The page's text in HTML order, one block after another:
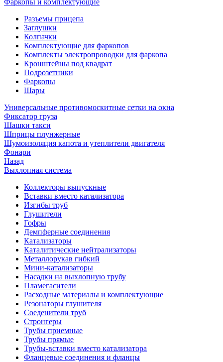
Фаркопы и комплектующие
Разъемы прицепа
Заглушки
Колпачки
Комплектующие для фаркопов
Комплекты электропроводки для фаркопа
Кронштейны под квадрат
Подрозетники
Фаркопы
Шары
Универсальные противомоскитные сетки на окна
Фиксатор груза
Шашки такси
Шприцы плунжерные
Шумоизоляция капота и утеплители двигателя
Фонари
Назад
Выхлопная система
Коллекторы выпускные
Вставки вместо катализатора
Изгибы труб
Глушители
Гофры
Демпферные соединения
Катализаторы
Каталитические нейтрализаторы
Металлорукав гибкий
Мини-катализаторы
Насадки на выхлопную трубу
Пламегасители
Расходные материалы и комплектующие
Резонаторы глушителя
Соеденители труб
Стронгеры
Трубы приемные
Трубы прямые
Трубы-вставки вместо катализатора
Фланцевые соединения и фланцы